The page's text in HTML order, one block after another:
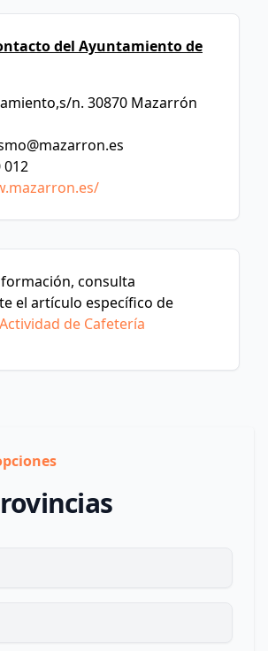
del Ayuntamiento de
n. 30870 Mazarrón
012
consulta
el artículo específico de
de Cafetería